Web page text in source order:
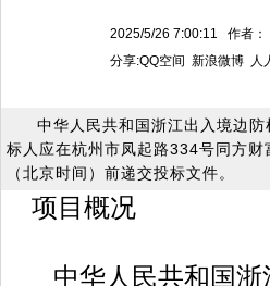
2025/5/26 7:00:11 作者
分享:QQ空间 新浪微博 人
中华人民共和国浙江出入境边
标人应在杭州市凤起路334号同方
（北京时间）前递交投标文件。
项目概况
中华人民共和国浙